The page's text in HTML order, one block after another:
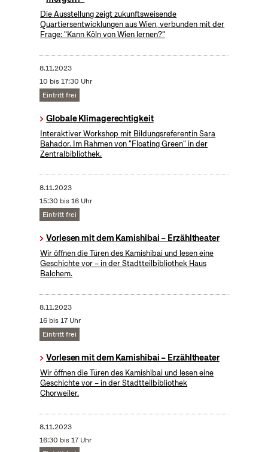
Die Ausstellung zeigt zukunftsweisende
Quartiersentwicklungen aus Wien, verbunden mit der
Frage: "Kann Köln von Wien lernen?"
8.11.2023
10 bis 17:30 Uhr
Eintritt frei
Globale Klimagerechtigkeit
Interaktiver Workshop mit Bildungsreferentin Sara
Bahador. Im Rahmen von "Floating Green" in der
Zentralbibliothek.
8.11.2023
15:30 bis 16 Uhr
Eintritt frei
Vorlesen mit dem Kamishibai – Erzähltheater
Wir öffnen die Türen des Kamishibai und lesen eine
Geschichte vor – in der Stadtteilbibliothek Haus
Balchem.
8.11.2023
16 bis 17 Uhr
Eintritt frei
Vorlesen mit dem Kamishibai – Erzähltheater
Wir öffnen die Türen des Kamishibai und lesen eine
Geschichte vor – in der Stadtteilbibliothek
Chorweiler.
8.11.2023
16:30 bis 17 Uhr